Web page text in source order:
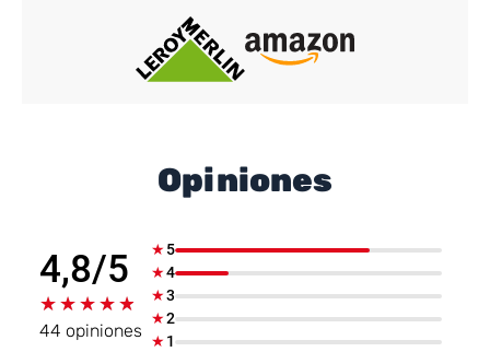
Opiniones
4,8/5
★★★★★
★★★★★
44 opiniones
★5
★4
★3
★2
★1